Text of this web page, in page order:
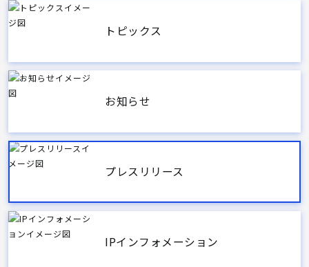
トピックス
お知らせ
プレスリリース
IPインフォメーション